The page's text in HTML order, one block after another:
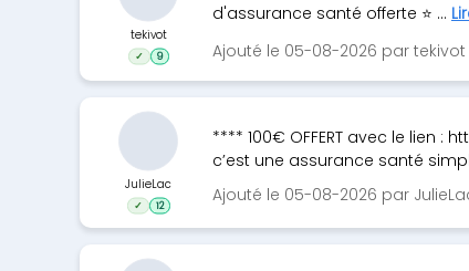
d'assurance santé offerte ⭐ ...
Ajouté le 05-08-2026 par tekivot
tekivot
✓ 9
**** 100€ OFFERT avec le lien
c’est une assurance santé
Ajouté le 05-08-2026 par
JulieLac
✓ 12